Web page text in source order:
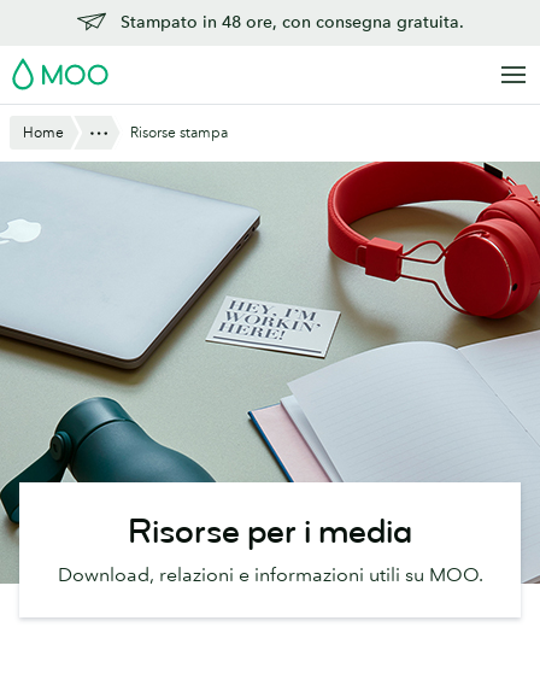
contenuto
principale
Stampato in 48 ore, con consegna gratuita.
MOO
Home Mostra tutto
Risorse stampa
Risorse per i media
Download, relazioni e informazioni utili su MOO.